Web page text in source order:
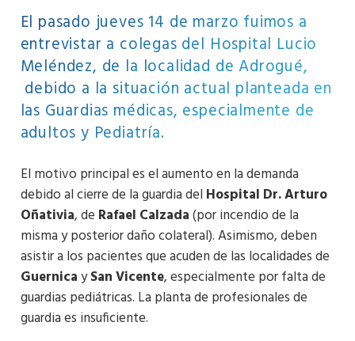
El pasado jueves 14 de marzo fuimos a
entrevistar a colegas del Hospital Lucio
Meléndez, de la localidad de Adrogué,
debido a la situación actual planteada en
las Guardias médicas, especialmente de
adultos y Pediatría.
El motivo principal es el aumento en la demanda
debido al cierre de la guardia del Hospital Dr. Arturo
Oñativia, de Rafael Calzada(por incendio de la
misma y posterior daño colateral). Asimismo, deben
asistir a los pacientes que acuden de las localidades de
GuernicaySan Vicente, especialmente por falta de
guardias pediátricas. La planta de profesionales de
guardia es insuficiente.